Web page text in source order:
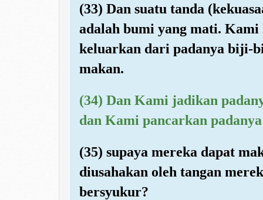
(33) Dan suatu tanda
adalah bumi yang mati.
keluarkan dari padanya biji-
makan.
(34) Dan Kami jadikan
dan Kami pancarkan
(35) supaya mereka dapat
diusahakan oleh tangan
bersyukur?